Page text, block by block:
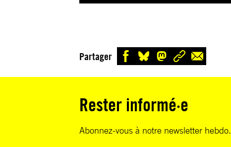
Partager
Rester informé·e
Abonnez-vous à notre newsletter hebdo.